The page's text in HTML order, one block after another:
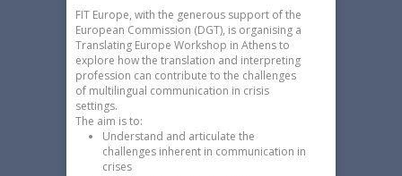
FIT Europe, with the generous support of the
European Commission (DGT), is organising a
Translating Europe Workshop in Athens to
explore how the translation and interpreting
profession can contribute to the challenges
of multilingual communication in crisis
settings.
The aim is to:
Understand and articulate the
challenges inherent in communication in
crises